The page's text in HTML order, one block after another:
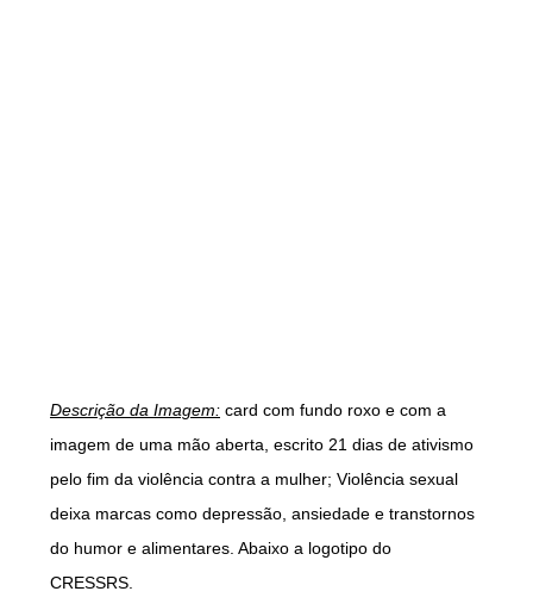
Descrição da Imagem: card com fundo roxo e com a
imagem de uma mão aberta, escrito 21 dias de ativismo
pelo fim da violência contra a mulher; Violência sexual
deixa marcas como depressão, ansiedade e transtornos
do humor e alimentares. Abaixo a logotipo do
CRESSRS.